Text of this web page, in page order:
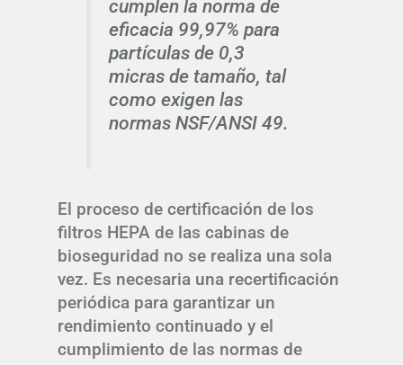
cumplen la norma de
eficacia 99,97% para
partículas de 0,3
micras de tamaño, tal
como exigen las
normas NSF/ANSI 49.
El proceso de certificación de los
filtros HEPA de las cabinas de
bioseguridad no se realiza una sola
vez. Es necesaria una recertificación
periódica para garantizar un
rendimiento continuado y el
cumplimiento de las normas de